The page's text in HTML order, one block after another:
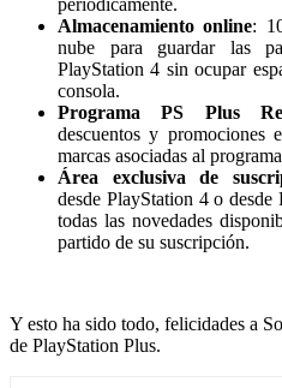
Almacenamiento online:
nube para guardar las
PlayStation 4 sin ocupar
consola.
Programa PS Plus
descuentos y promociones
marcas asociadas al
Área exclusiva de
desde PlayStation 4 o desde
todas las novedades
partido de su suscripción.
Y esto ha sido todo, felicidades a
de PlayStation Plus.